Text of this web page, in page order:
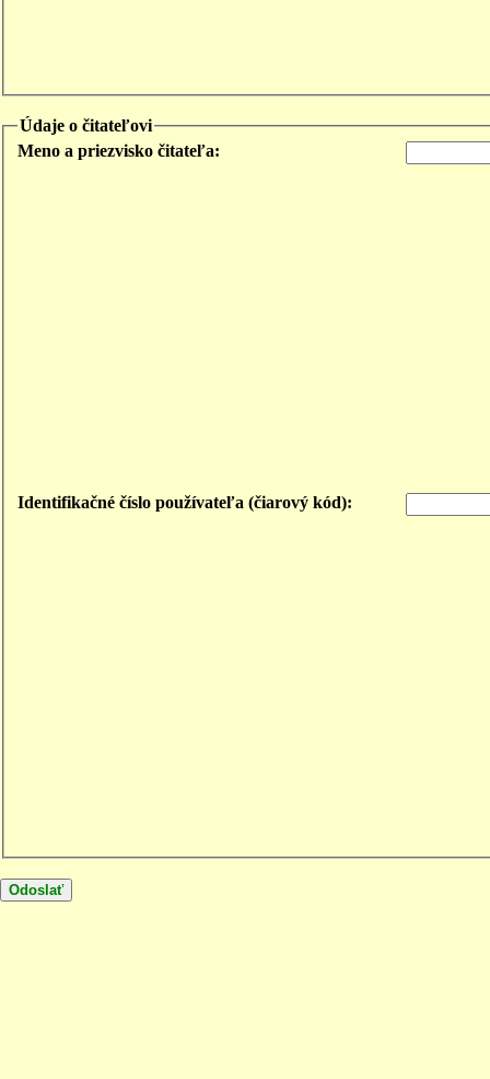
Údaje o čitateľovi
Meno a priezvisko čitateľa:
Identifikačné číslo používateľa (čiarový kód):